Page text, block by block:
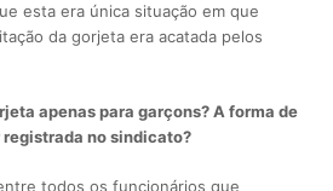
esta era única situação em que
da gorjeta era acatada pelos
apenas para garçons? A forma de
no sindicato?
todos os funcionários que